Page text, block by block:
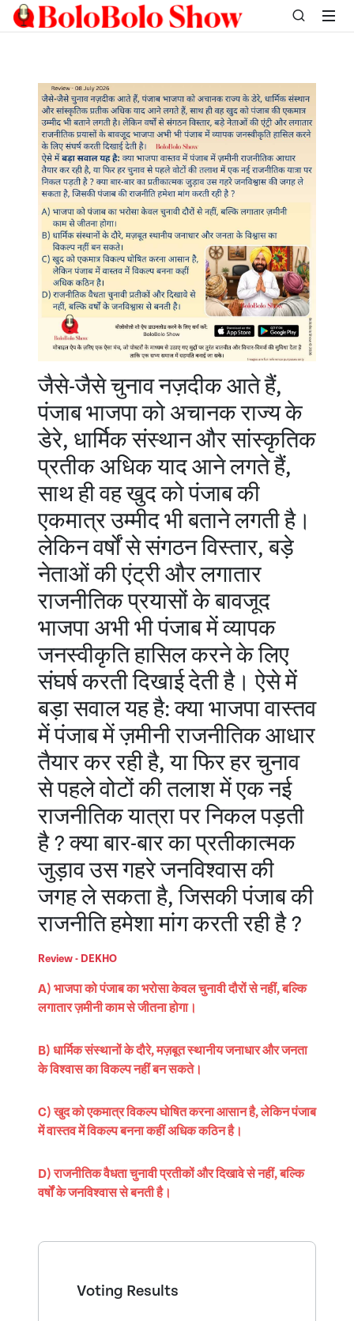
जैसे-जैसे चुनाव नज़दीक आते हैं,
पंजाब भाजपा को अचानक राज्य के
डेरे, धार्मिक संस्थान और सांस्कृतिक
प्रतीक अधिक याद आने लगते हैं,
साथ ही वह खुद को पंजाब की
एकमात्र उम्मीद भी बताने लगती है।
लेकिन वर्षों से संगठन विस्तार, बड़े
नेताओं की एंट्री और लगातार
राजनीतिक प्रयासों के बावजूद
भाजपा अभी भी पंजाब में व्यापक
जनस्वीकृति हासिल करने के लिए
संघर्ष करती दिखाई देती है। ऐसे में
बड़ा सवाल यह है: क्या भाजपा वास्तव
में पंजाब में ज़मीनी राजनीतिक आधार
तैयार कर रही है, या फिर हर चुनाव
से पहले वोटों की तलाश में एक नई
राजनीतिक यात्रा पर निकल पड़ती
है ? क्या बार-बार का प्रतीकात्मक
जुड़ाव उस गहरे जनविश्वास की
जगह ले सकता है, जिसकी पंजाब की
राजनीति हमेशा मांग करती रही है ?
Review - DEKHO
A) भाजपा को पंजाब का भरोसा केवल चुनावी दौरों से नहीं, बल्कि
लगातार ज़मीनी काम से जीतना होगा।
B) धार्मिक संस्थानों के दौरे, मज़बूत स्थानीय जनाधार और जनता
के विश्वास का विकल्प नहीं बन सकते।
C) खुद को एकमात्र विकल्प घोषित करना आसान है, लेकिन पंजाब
में वास्तव में विकल्प बनना कहीं अधिक कठिन है।
D) राजनीतिक वैधता चुनावी प्रतीकों और दिखावे से नहीं, बल्कि
वर्षों के जनविश्वास से बनती है।
Voting Results